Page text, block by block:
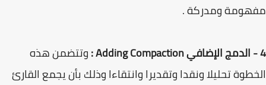
مفهومة ومدركة .
4 - الدمج الإضافي Adding Compaction :
وتتضمن هذه
الخطوة تحليلا ونقدا وتقديرا وانتقاءا وذلك بأن يجمع القارئ